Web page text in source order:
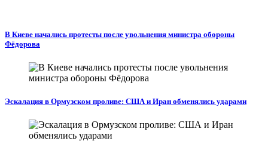
В Киеве начались протесты после увольнения министра обороны
Фёдорова
Эскалация в Ормузском проливе: США и Иран обменялись ударами